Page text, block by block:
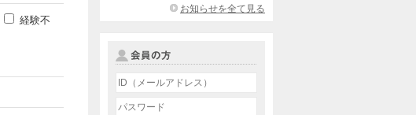
経験不
お知らせを全て見る